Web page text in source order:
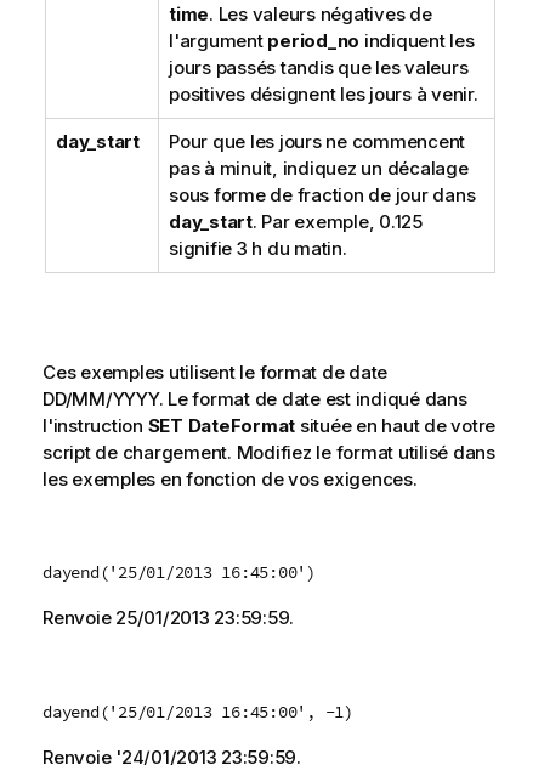
time. Les valeurs négatives de
l'argument period_no indiquent les
jours passés tandis que les valeurs
positives désignent les jours à venir.
day_start
Pour que les jours ne commencent
pas à minuit, indiquez un décalage
sous forme de fraction de jour dans
day_start. Par exemple, 0.125
signifie 3 h du matin.
Ces exemples utilisent le format de date
DD/MM/YYYY. Le format de date est indiqué dans
l'instruction SET DateFormat située en haut de votre
script de chargement. Modifiez le format utilisé dans
les exemples en fonction de vos exigences.
dayend('25/01/2013 16:45:00')
Renvoie 25/01/2013 23:59:59.
dayend('25/01/2013 16:45:00', -1)
Renvoie '24/01/2013 23:59:59.